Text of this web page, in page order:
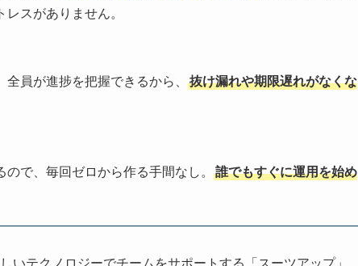
スがありません。
員が進捗を把握できるから、 抜け漏れや期限遅れがなくな
で、毎回ゼロから作る手間なし。 誰でもすぐに運用を始め
テクノロジーでチームをサポートする「スーツアップ」。